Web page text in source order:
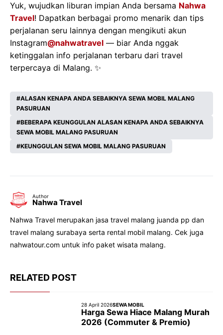
Yuk, wujudkan liburan impian Anda bersama Nahwa
Travel! Dapatkan berbagai promo menarik dan tips
perjalanan seru lainnya dengan mengikuti akun
Instagram@nahwatravel — biar Anda nggak
ketinggalan info perjalanan terbaru dari travel
terpercaya di Malang. ✨
ALASAN KENAPA ANDA SEBAIKNYA SEWA MOBIL MALANG
PASURUAN
BEBERAPA KEUNGGULAN ALASAN KENAPA ANDA SEBAIKNYA
SEWA MOBIL MALANG PASURUAN
KEUNGGULAN SEWA MOBIL MALANG PASURUAN
Author
Nahwa Travel
Nahwa Travel merupakan jasa travel malang juanda pp dan
travel malang surabaya serta rental mobil malang. Cek juga
nahwatour.com untuk info paket wisata malang.
RELATED POST
28 April 2026SEWA MOBIL
Harga Sewa Hiace Malang Murah
2026 (Commuter & Premio)